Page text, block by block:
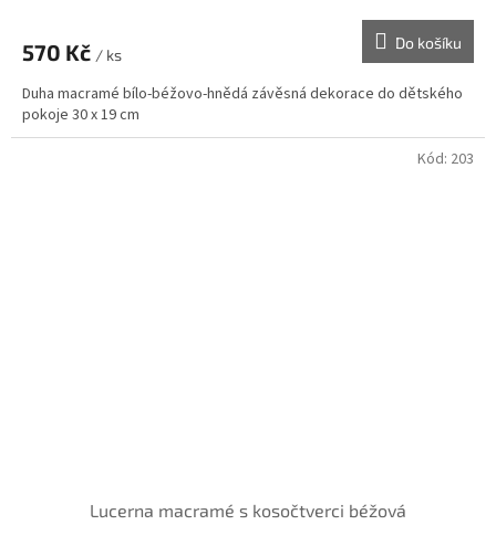
570 Kč / ks
Do košíku
Duha macramé bílo-béžovo-hnědá závěsná dekorace do dětského
pokoje 30 x 19 cm
Lucerna macramé s kosočtverci béžová
Kód: 203